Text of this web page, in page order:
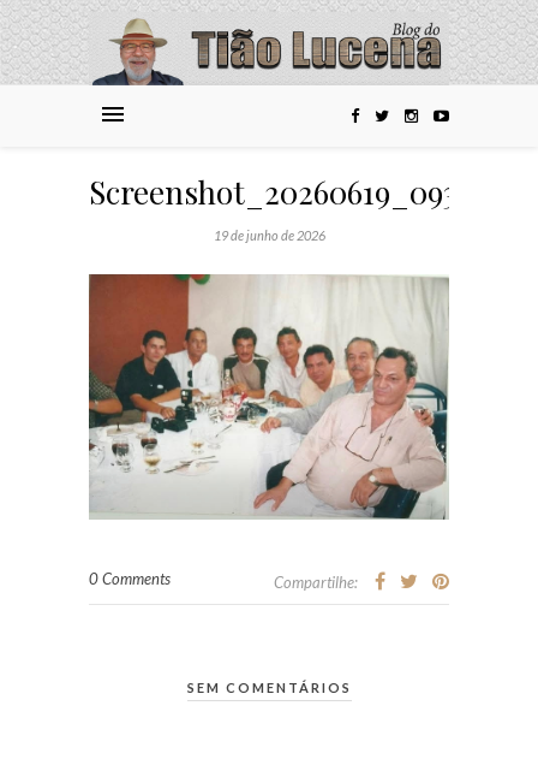
19 de junho de 2026
0 Comments Compartilhe:
SEM COMENTÁRIOS